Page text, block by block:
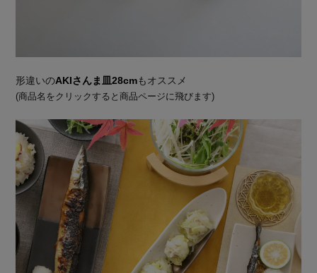
形違いのAKIさんま皿28cmもオススメ
(商品名をクリックすると商品ページに飛びます)